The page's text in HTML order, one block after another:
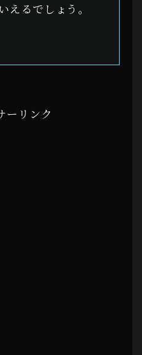
えるでしょう。
ーリンク